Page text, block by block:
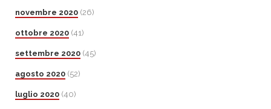
novembre 2020 (26)
ottobre 2020 (41)
settembre 2020 (45)
agosto 2020 (52)
luglio 2020 (40)